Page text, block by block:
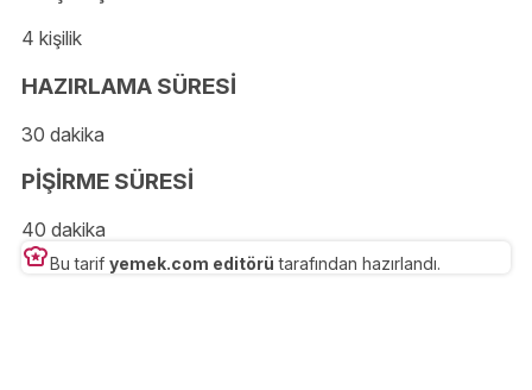
4 kişilik
HAZIRLAMA SÜRESİ
30 dakika
PİŞİRME SÜRESİ
40 dakika
Bu tarif yemek.com editörü tarafından hazırlandı.